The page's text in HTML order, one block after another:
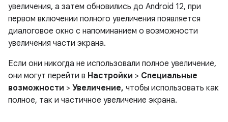
увеличения, а затем обновились до Android 12, при
первом включении полного увеличения появляется
диалоговое окно с напоминанием о возможности
увеличения части экрана.
Если они никогда не использовали полное увеличение,
они могут перейти в Настройки > Специальные
возможности > Увеличение, чтобы использовать как
полное, так и частичное увеличение экрана.